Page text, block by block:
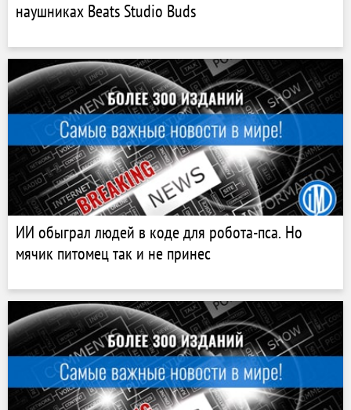
наушниках Beats Studio Buds
ИИ обыграл людей в коде для робота-пса. Но
мячик питомец так и не принес